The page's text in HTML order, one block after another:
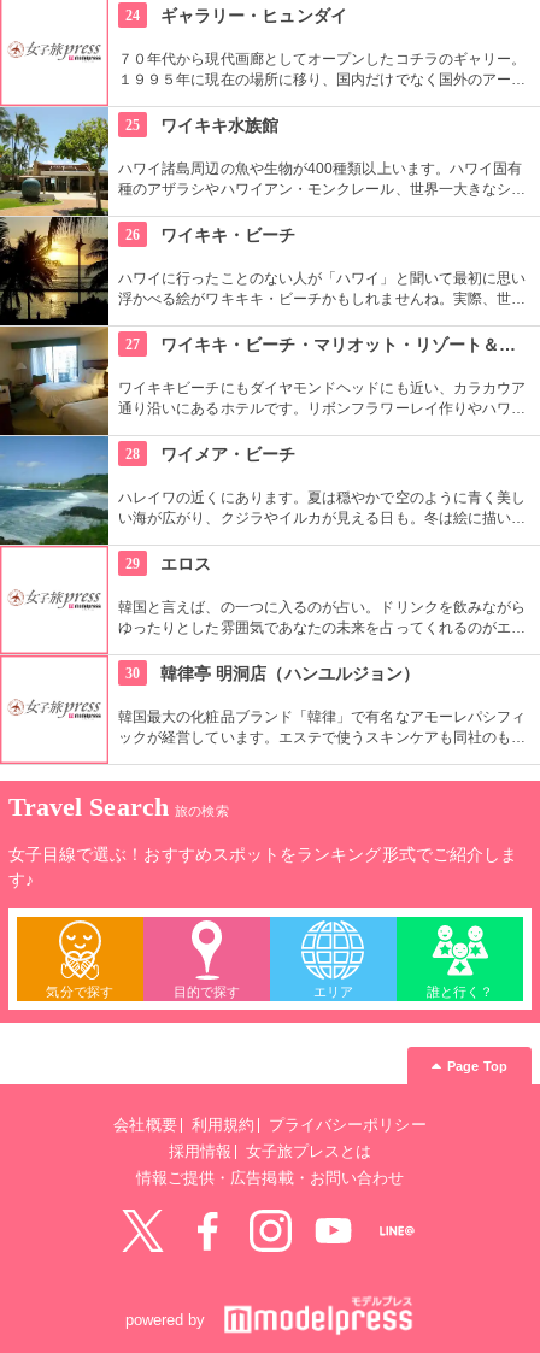
しまうような穴場です。住宅地から海へ抜ける小道も風情あり
ます。
24 ギャラリー・ヒュンダイ
７０年代から現代画廊としてオープンしたコチラのギャリー。
１９９５年に現在の場所に移り、国内だけでなく国外のアーテ
示できるスペースを設け、モダン美術の流れを感じる事が出来
る、国内最高のギャラリーとしての評価も。
25 ワイキキ水族館
ハワイ諸島周辺の魚や生物が400種類以上います。ハワイ固有
種のアザラシやハワイアン・モンクレール、世界一大きなシャ
再現したという、バーチャル体験型の水槽も人気です。
26 ワイキキ・ビーチ
ハワイに行ったことのない人が「ハワイ」と聞いて最初に思い
浮かべる絵がワキキキ・ビーチかもしれませんね。実際、世界
ド・ヘッドが広がるビーチを散策し、「ハワイに来た！」を実
感したいものですね。
27 ワイキキ・ビーチ・マリオット・リゾート＆スパ
ワイキキビーチにもダイヤモンドヘッドにも近い、カラカウア
通り沿いにあるホテルです。リボンフラワーレイ作りやハワイ
ワイアンキルトの巨匠が作ったキルト型も買うことができま
す。
28 ワイメア・ビーチ
ハレイワの近くにあります。夏は穏やかで空のように青く美し
い海が広がり、クジラやイルカが見える日も。冬は絵に描いた
ァーたちが集まります。夕日が絶景なことでも知られていま
す。
29 エロス
韓国と言えば、の一つに入るのが占い。ドリンクを飲みながら
ゆったりとした雰囲気であなたの未来を占ってくれるのがエロ
30
韓律亭 明洞店（ハンユルジョン）
韓国最大の化粧品ブランド「韓律」で有名なアモーレパシフィ
ックが経営しています。エステで使うスキンケアも同社のもの
す。
Travel Search 旅の検索
女子目線で選ぶ！おすすめスポットをランキング形式でご紹介しま
す♪
気分で探す 目的で探す エリア 誰と行く？
Page Top
会社概要 利用規約
プライバシーポリシー
採用情報
女子旅プレスとは
情報ご提供・広告掲載・お問い合わせ
powered by